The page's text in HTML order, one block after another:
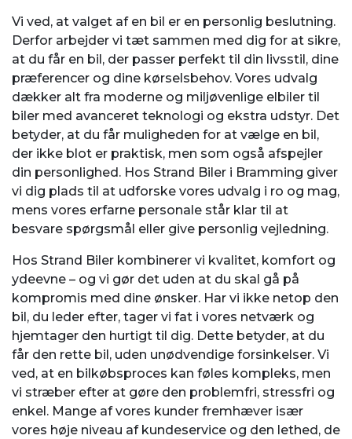
Vi ved, at valget af en bil er en personlig beslutning.
Derfor arbejder vi tæt sammen med dig for at sikre,
at du får en bil, der passer perfekt til din livsstil, dine
præferencer og dine kørselsbehov. Vores udvalg
dækker alt fra moderne og miljøvenlige elbiler til
biler med avanceret teknologi og ekstra udstyr. Det
betyder, at du får muligheden for at vælge en bil,
der ikke blot er praktisk, men som også afspejler
din personlighed. Hos Strand Biler i Bramming giver
vi dig plads til at udforske vores udvalg i ro og mag,
mens vores erfarne personale står klar til at
besvare spørgsmål eller give personlig vejledning.
Hos Strand Biler kombinerer vi kvalitet, komfort og
ydeevne – og vi gør det uden at du skal gå på
kompromis med dine ønsker. Har vi ikke netop den
bil, du leder efter, tager vi fat i vores netværk og
hjemtager den hurtigt til dig. Dette betyder, at du
får den rette bil, uden unødvendige forsinkelser. Vi
ved, at en bilkøbsproces kan føles kompleks, men
vi stræber efter at gøre den problemfri, stressfri og
enkel. Mange af vores kunder fremhæver især
vores høje niveau af kundeservice og den lethed, de